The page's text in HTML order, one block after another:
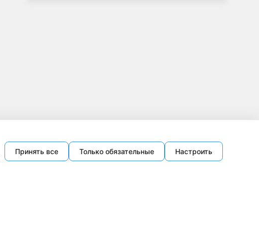
Принять все Только обязательные Настроить